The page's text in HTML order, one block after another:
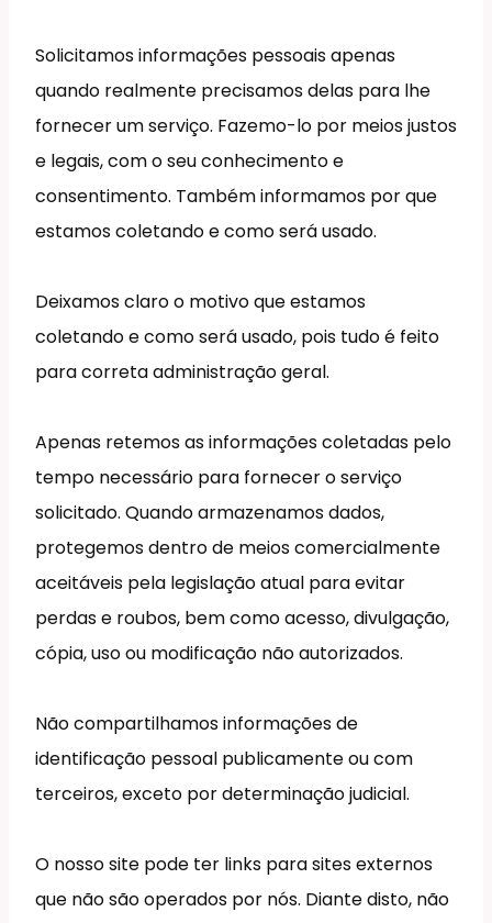
Solicitamos informações pessoais apenas
quando realmente precisamos delas para lhe
fornecer um serviço. Fazemo-lo por meios justos
e legais, com o seu conhecimento e
consentimento. Também informamos por que
estamos coletando e como será usado.
Deixamos claro o motivo que estamos
coletando e como será usado, pois tudo é feito
para correta administração geral.
Apenas retemos as informações coletadas pelo
tempo necessário para fornecer o serviço
solicitado. Quando armazenamos dados,
protegemos dentro de meios comercialmente
aceitáveis pela legislação atual para evitar
perdas e roubos, bem como acesso, divulgação,
cópia, uso ou modificação não autorizados.
Não compartilhamos informações de
identificação pessoal publicamente ou com
terceiros, exceto por determinação judicial.
O nosso site pode ter links para sites externos
que não são operados por nós. Diante disto, não